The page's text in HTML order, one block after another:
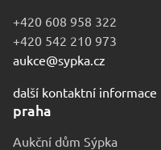
+420 608 958 322
+420 542 210 973
aukce@sypka.cz
další kontaktní informace
praha
Aukční dům Sýpka